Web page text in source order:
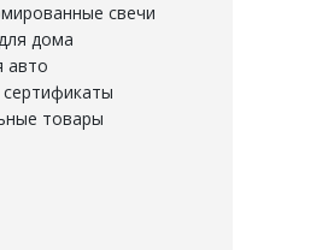
свечи
дома
авто
товары